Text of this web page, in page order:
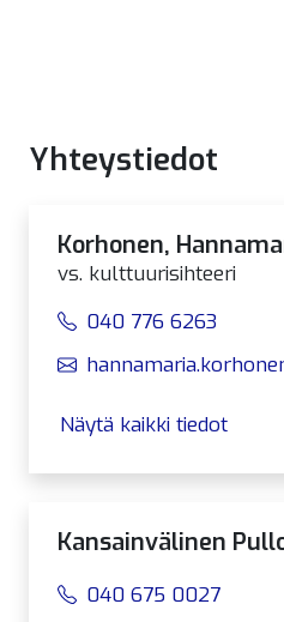
Yhteystiedot
Korhonen,
vs. kulttuurisihteeri
040 776 6263
Näytä kaikki tiedot
Kansainvälinen
040 675 0027